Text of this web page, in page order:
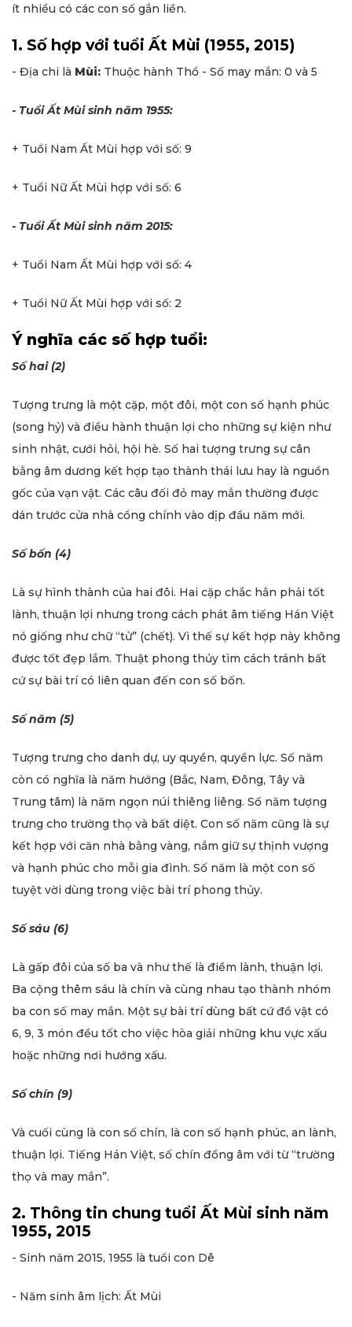
ít nhiều có các con số gắn liền.
1. Số hợp với tuổi Ất Mùi (1955, 2015)
- Địa chi là Mùi: Thuộc hành Thổ - Số may mắn: 0 và 5
- Tuổi Ất Mùi sinh năm 1955:
+ Tuổi Nam Ất Mùi hợp với số: 9
+ Tuổi Nữ Ất Mùi hợp với số: 6
- Tuổi Ất Mùi sinh năm 2015:
+ Tuổi Nam Ất Mùi hợp với số: 4
+ Tuổi Nữ Ất Mùi hợp với số: 2
Ý nghĩa các số hợp tuổi:
Số hai (2)
Tượng trưng là một cặp, một đôi, một con số hạnh phúc
(song hỷ) và điều hành thuận lợi cho những sự kiện như
sinh nhật, cưới hỏi, hội hè. Số hai tượng trưng sự cân
bằng âm dương kết hợp tạo thành thái lưu hay là nguồn
gốc của vạn vật. Các câu đối đỏ may mắn thường được
dán trước cửa nhà cổng chính vào dịp đầu năm mới.
Số bốn (4)
Là sự hình thành của hai đôi. Hai cặp chắc hẳn phải tốt
lành, thuận lợi nhưng trong cách phát âm tiếng Hán Việt
nó giống như chữ “tử” (chết). Vì thế sự kết hợp này không
được tốt đẹp lắm. Thuật phong thủy tìm cách tránh bất
cứ sự bài trí có liên quan đến con số bốn.
Số năm (5)
Tượng trưng cho danh dự, uy quyền, quyền lực. Số năm
còn có nghĩa là năm hướng (Bắc, Nam, Đông, Tây và
Trung tâm) là năm ngọn núi thiêng liêng. Số năm tượng
trưng cho trường thọ và bất diệt. Con số năm cũng là sự
kết hợp với căn nhà bằng vàng, nắm giữ sự thịnh vượng
và hạnh phúc cho mỗi gia đình. Số năm là một con số
tuyệt vời dùng trong việc bài trí phong thủy.
Số sáu (6)
Là gấp đôi của số ba và như thế là điềm lành, thuận lợi.
Ba cộng thêm sáu là chín và cùng nhau tạo thành nhóm
ba con số may mắn. Một sự bài trí dùng bất cứ đồ vật có
6, 9, 3 món đều tốt cho việc hòa giải những khu vực xấu
hoặc những nơi hướng xấu.
Số chín (9)
Và cuối cùng là con số chín, là con số hạnh phúc, an lành,
thuận lợi. Tiếng Hán Việt, số chín đồng âm với từ “trường
thọ và may mắn”.
2. Thông tin chung tuổi Ất Mùi sinh năm
1955, 2015
- Sinh năm 2015, 1955 là tuổi con Dê
- Năm sinh âm lịch: Ất Mùi